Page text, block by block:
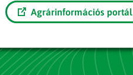
Agrárinformációs portál